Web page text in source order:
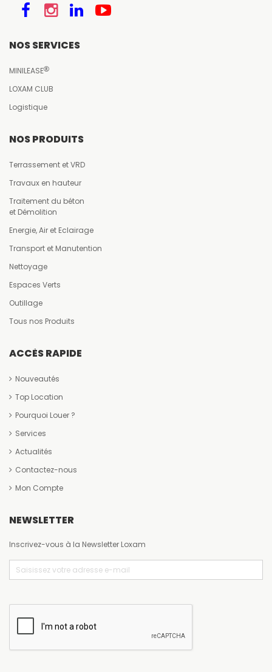
NOS SERVICES
MINILEASE
LOXAM CLUB
Logistique
NOS PRODUITS
Terrassement et VRD
Travaux en hauteur
Traitement du béton
et Démolition
Energie, Air et Eclairage
Transport et Manutention
Nettoyage
Espaces Verts
Outillage
Tous nos Produits
ACCÈS RAPIDE
Nouveautés
Top Location
Pourquoi Louer ?
Services
Actualités
Contactez-nous
Mon Compte
NEWSLETTER
Inscrivez-vous à la Newsletter Loxam
CAPTCHA